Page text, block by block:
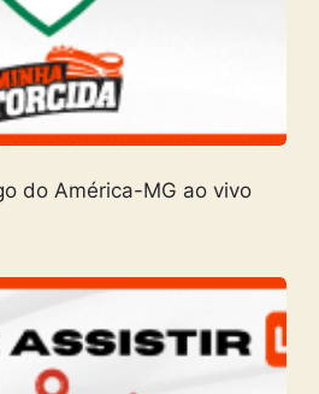
do América-MG ao vivo